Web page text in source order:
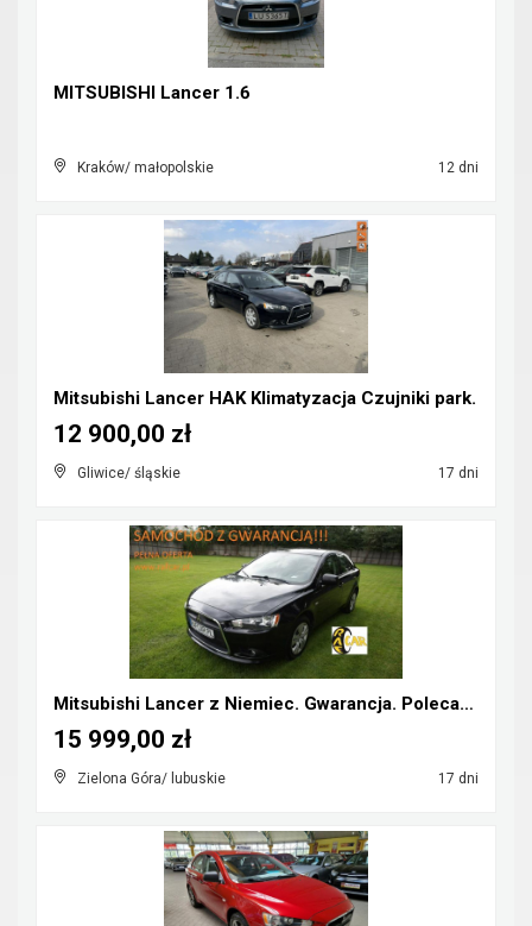
MITSUBISHI Lancer 1.6
Kraków/ małopolskie 12 dni
Mitsubishi Lancer HAK Klimatyzacja Czujniki park.
Gliwice/ śląskie 17 dni
12 900,00 zł
Mitsubishi Lancer z Niemiec. Gwarancja. Polecam !!...
Zielona Góra/ lubuskie 17 dni
15 999,00 zł